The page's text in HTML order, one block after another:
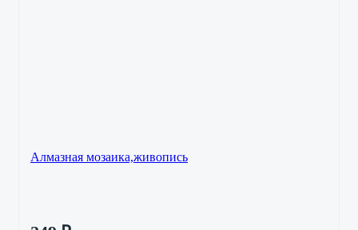
Алмазная мозаика,живопись